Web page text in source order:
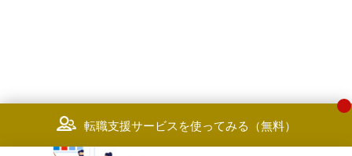
転職支援サービスを使ってみる（無料）